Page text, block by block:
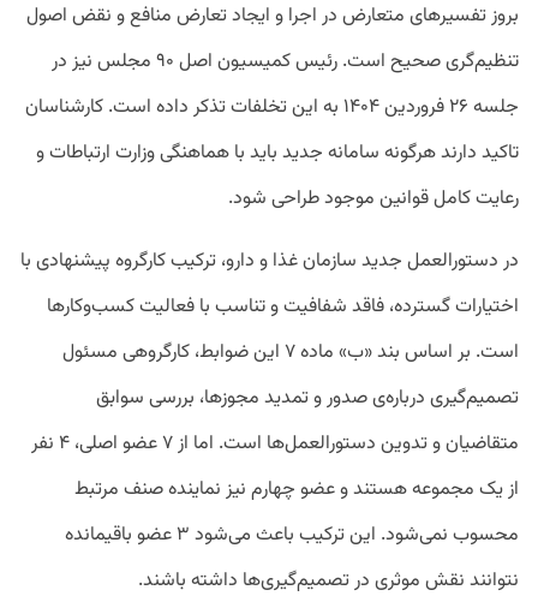
بروز تفسیرهای متعارض در اجرا و ایجاد تعارض منافع و نقض اصول
تنظیم‌گری صحیح است. رئیس کمیسیون اصل ۹۰ مجلس نیز در
جلسه ۲۶ فروردین ۱۴۰۴ به این تخلفات تذکر داده است. کارشناسان
تاکید دارند هرگونه سامانه جدید باید با هماهنگی وزارت ارتباطات و
رعایت کامل قوانین موجود طراحی شود.
در دستورالعمل جدید سازمان غذا و دارو، ترکیب کارگروه پیشنهادی با
اختیارات گسترده، فاقد شفافیت و تناسب با فعالیت کسب‌وکارها
است. بر اساس بند «ب» ماده ۷ این ضوابط، کارگروهی مسئول
تصمیم‌گیری درباره‌ی صدور و تمدید مجوزها، بررسی سوابق
متقاضیان و تدوین دستورالعمل‌ها است. اما از ۷ عضو اصلی، ۴ نفر
از یک مجموعه هستند و عضو چهارم نیز نماینده‌ صنف مرتبط
محسوب نمی‌شود. این ترکیب باعث می‌شود ۳ عضو باقیمانده
نتوانند نقش موثری در تصمیم‌گیری‌ها داشته باشند.